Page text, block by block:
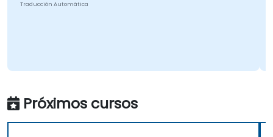
Traducción Automática
Próximos cursos